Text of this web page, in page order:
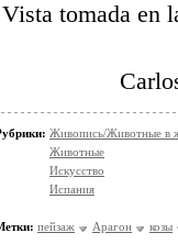
Vista tomada en
Живопись/Животные в
Животные
Искусство
Испания
пейзаж Арагон козы